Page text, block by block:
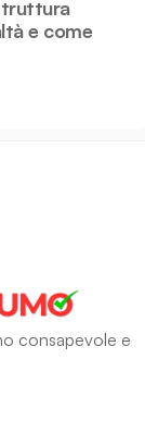
e come
consapevole e